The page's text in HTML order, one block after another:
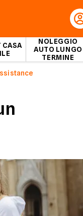
CASA
NOLEGGIO
AUTO LUNGO
TERMINE